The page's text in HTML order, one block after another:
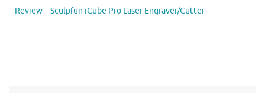
Review – Sculpfun iCube Pro Laser Engraver/Cutter